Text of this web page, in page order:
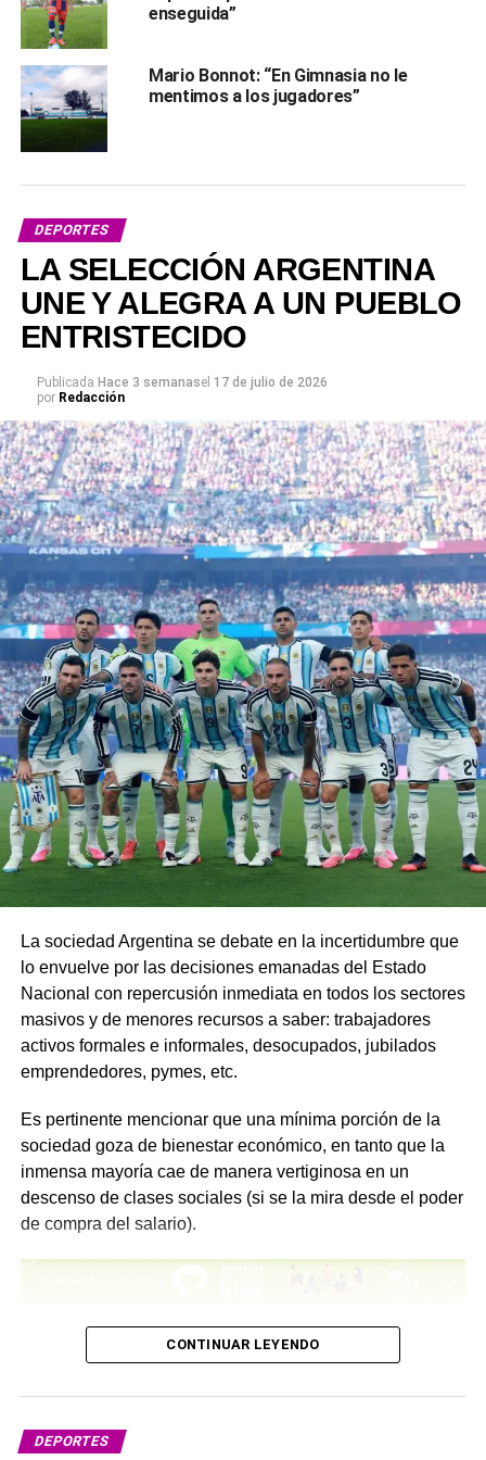
enseguida”
Mario Bonnot: “En Gimnasia no le
mentimos a los jugadores”
DEPORTES
LA SELECCIÓN ARGENTINA
UNE Y ALEGRA A UN PUEBLO
ENTRISTECIDO
Publicada Hace 3 semanasel 17 de julio de 2026
por Redacción
La sociedad Argentina se debate en la incertidumbre que
lo envuelve por las decisiones emanadas del Estado
Nacional con repercusión inmediata en todos los sectores
masivos y de menores recursos a saber: trabajadores
activos formales e informales, desocupados, jubilados
emprendedores, pymes, etc.
Es pertinente mencionar que una mínima porción de la
sociedad goza de bienestar económico, en tanto que la
inmensa mayoría cae de manera vertiginosa en un
descenso de clases sociales (si se la mira desde el poder
de compra del salario).
En ese contexto el fútbol viene a ser un bálsamo de
esperanza y alegría para el pueblo sin distinciones.
de lo esperable. Sin embargo estos muchachos que
CONTINUAR LEYENDO
DEPORTES